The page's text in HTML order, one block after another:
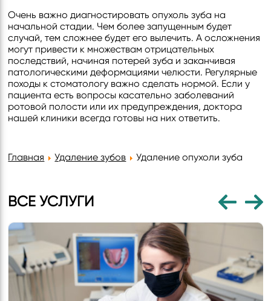
Очень важно диагностировать опухоль зуба на
начальной стадии. Чем более запущенным будет
случай, тем сложнее будет его вылечить. А осложнения
могут привести к множествам отрицательных
последствий, начиная потерей зуба и заканчивая
патологическими деформациями челюсти. Регулярные
походы к стоматологу важно сделать нормой. Если у
пациента есть вопросы касательно заболеваний
ротовой полости или их предупреждения, доктора
нашей клиники всегда готовы на них ответить.
Главная Удаление зубов Удаление опухоли зуба
ВСЕ УСЛУГИ